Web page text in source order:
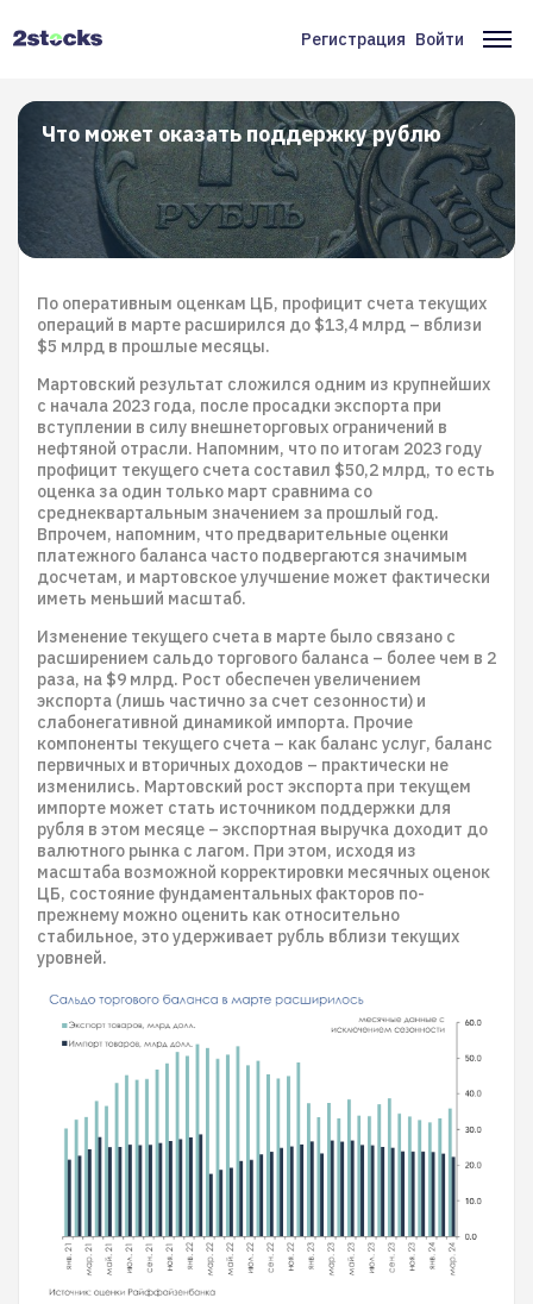
Меню
учётной
записи
пользователя
Регистрация Войти
Что может оказать поддержку рублю
По оперативным оценкам ЦБ, профицит счета текущих
операций в марте расширился до $13,4 млрд – вблизи
$5 млрд в прошлые месяцы.
Мартовский результат сложился одним из крупнейших
с начала 2023 года, после просадки экспорта при
вступлении в силу внешнеторговых ограничений в
нефтяной отрасли. Напомним, что по итогам 2023 году
профицит текущего счета составил $50,2 млрд, то есть
оценка за один только март сравнима со
среднеквартальным значением за прошлый год.
Впрочем, напомним, что предварительные оценки
платежного баланса часто подвергаются значимым
досчетам, и мартовское улучшение может фактически
иметь меньший масштаб.
Изменение текущего счета в марте было связано с
расширением сальдо торгового баланса – более чем в 2
раза, на $9 млрд. Рост обеспечен увеличением
экспорта (лишь частично за счет сезонности) и
слабонегативной динамикой импорта. Прочие
компоненты текущего счета – как баланс услуг, баланс
первичных и вторичных доходов – практически не
изменились. Мартовский рост экспорта при текущем
импорте может стать источником поддержки для
рубля в этом месяце – экспортная выручка доходит до
валютного рынка с лагом. При этом, исходя из
масштаба возможной корректировки месячных оценок
ЦБ, состояние фундаментальных факторов по-
прежнему можно оценить как относительно
стабильное, это удерживает рубль вблизи текущих
уровней.